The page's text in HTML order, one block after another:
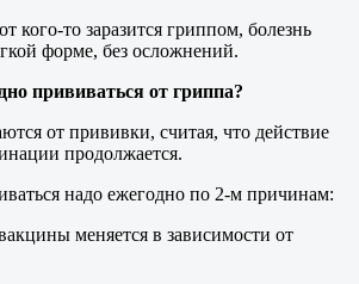
кого-то заразится гриппом, болезнь
форме, без осложнений.
прививаться от гриппа?
от прививки, считая, что действие
продолжается.
надо ежегодно по 2-м причинам:
меняется в зависимости от